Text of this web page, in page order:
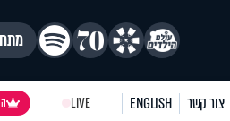
צור קשר ENGLISH
LIVE